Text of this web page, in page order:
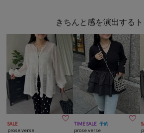
きちんと感を演出するト
SALE 
prose verse
TIME SALE 予約 
prose verse